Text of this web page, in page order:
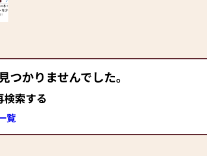
かりませんでした。
索する
覧